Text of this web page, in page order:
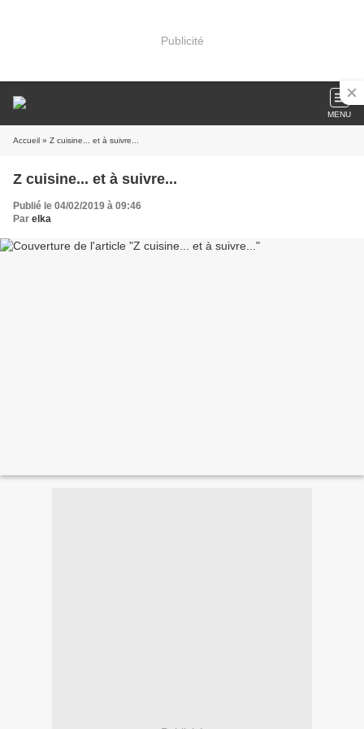
Publicité
MENU
Accueil » Z cuisine... et à suivre...
Z cuisine... et à suivre...
Publié le 04/02/2019 à 09:46
Par elka